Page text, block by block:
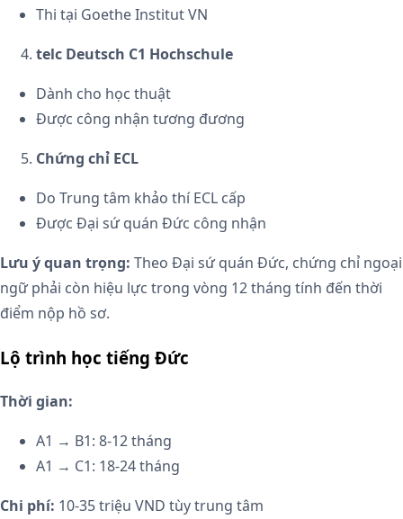
Thi tại Goethe Institut VN
telc Deutsch C1 Hochschule
Dành cho học thuật
Được công nhận tương đương
Chứng chỉ ECL
Do Trung tâm khảo thí ECL cấp
Được Đại sứ quán Đức công nhận
Lưu ý quan trọng: Theo Đại sứ quán Đức, chứng chỉ ngoại
ngữ phải còn hiệu lực trong vòng 12 tháng tính đến thời
điểm nộp hồ sơ.
Lộ trình học tiếng Đức
Thời gian:
A1 → B1: 8-12 tháng
A1 → C1: 18-24 tháng
Chi phí: 10-35 triệu VND tùy trung tâm